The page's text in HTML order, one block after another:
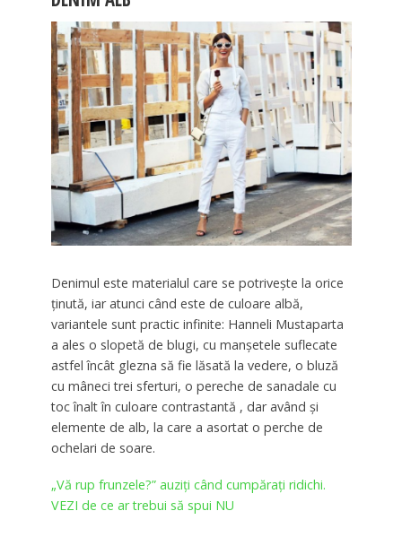
Denimul este materialul care se potrivește la orice
ținută, iar atunci când este de culoare albă,
variantele sunt practic infinite: Hanneli Mustaparta
a ales o slopetă de blugi, cu manșetele suflecate
astfel încât glezna să fie lăsată la vedere, o bluză
cu mâneci trei sferturi, o pereche de sanadale cu
toc înalt în culoare contrastantă , dar având și
elemente de alb, la care a asortat o perche de
ochelari de soare.
„Vă rup frunzele?” auziți când cumpărați ridichi.
VEZI de ce ar trebui să spui NU